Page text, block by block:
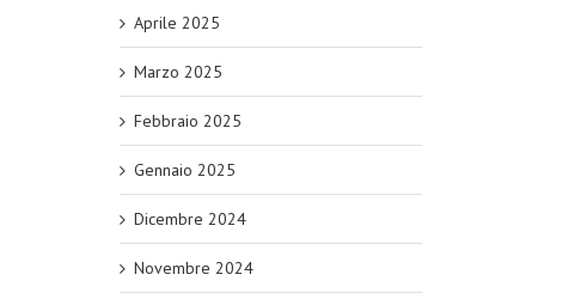
Aprile 2025
Marzo 2025
Febbraio 2025
Gennaio 2025
Dicembre 2024
Novembre 2024